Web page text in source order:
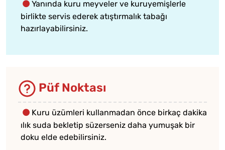
Yanında kuru meyveler ve kuruyemişlerle
birlikte servis ederek atıştırmalık tabağı
hazırlayabilirsiniz.
Püf Noktası
Kuru üzümleri kullanmadan önce birkaç dakika
ılık suda bekletip süzerseniz daha yumuşak bir
doku elde edebilirsiniz.